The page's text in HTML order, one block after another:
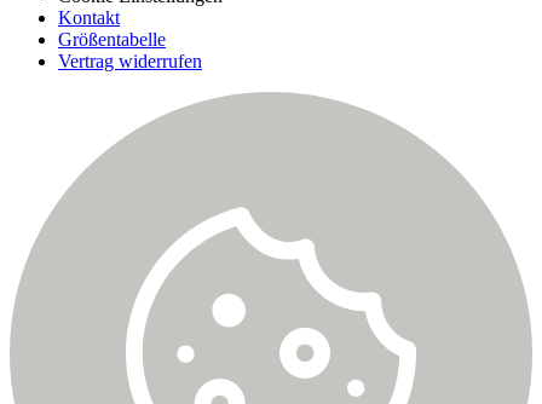
Kontakt
Größentabelle
Vertrag widerrufen